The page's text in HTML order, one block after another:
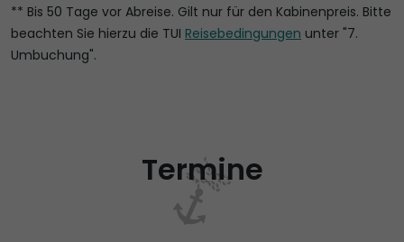
** Bis 50 Tage vor Abreise. Gilt nur für den Kabinenpreis. Bitte
beachten Sie hierzu die TUI Reisebedingungen unter "7.
Umbuchung".
Termine